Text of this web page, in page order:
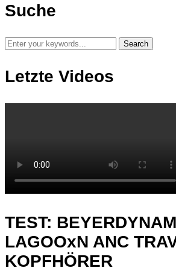
Suche
Letzte Videos
TEST:
LAGOOxN ANC
KOPFHÖRER